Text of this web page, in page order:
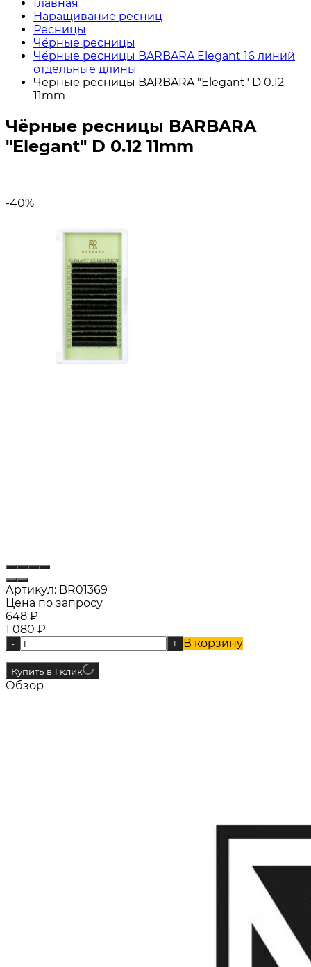
Главная
Наращивание ресниц
Ресницы
Чёрные ресницы
Чёрные ресницы BARBARA Elegant 16 линий
отдельные длины
Чёрные ресницы BARBARA "Elegant" D 0.12
11mm
Чёрные ресницы BARBARA
"Elegant" D 0.12 11mm
-40%
Артикул: BR01369
Цена по запросу
648 ₽
1 080 ₽
- + В корзину
Купить в 1 клик
Обзор